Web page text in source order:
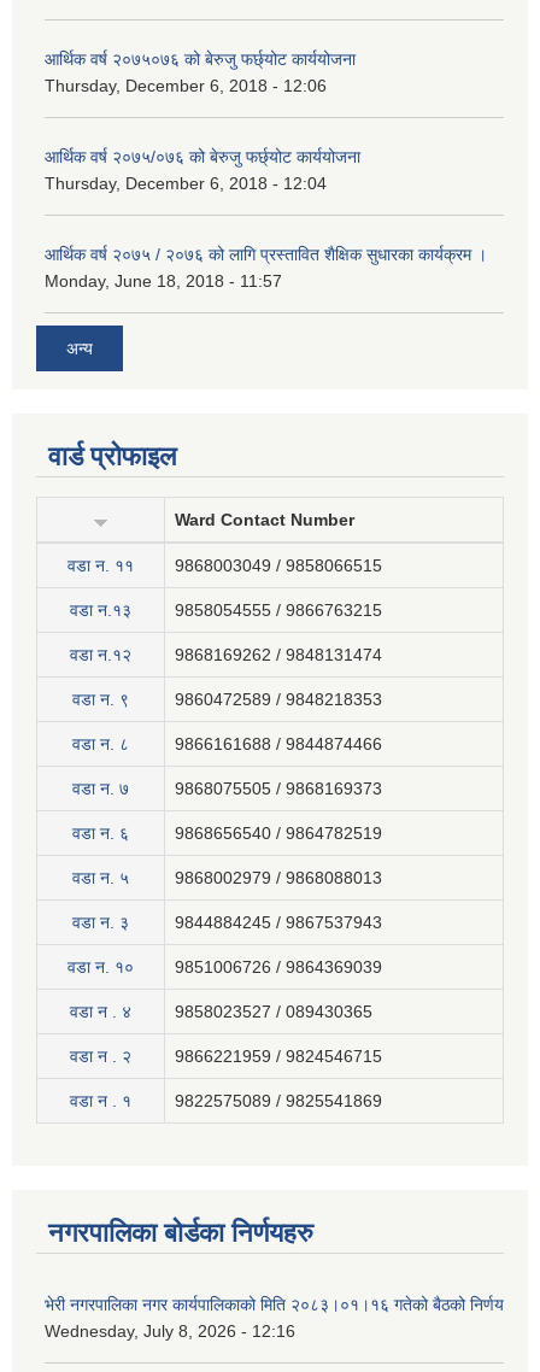
आर्थिक वर्ष २०७५०७६ को बेरुजु फर्छ्योट कार्ययोजना
Thursday, December 6, 2018 - 12:06
आर्थिक वर्ष २०७५/०७६ को बेरुजु फर्छ्योट कार्ययोजना
Thursday, December 6, 2018 - 12:04
आर्थिक वर्ष २०७५ / २०७६ को लागि प्रस्तावित शैक्षिक सुधारका कार्यक्रम ।
Monday, June 18, 2018 - 11:57
अन्य
वार्ड प्रोफाइल
Ward Contact Number
वडा न‍. ११ 9868003049 / 9858066515
वडा न.१३ 9858054555 / 9866763215
वडा न.१२ 9868169262 / 9848131474
वडा न. ९ 9860472589 / 9848218353
वडा न. ८ 9866161688 / 9844874466
वडा न. ७ 9868075505 / 9868169373
वडा न. ६ 9868656540 / 9864782519
वडा न. ५ 9868002979 / 9868088013
वडा न. ३ 9844884245 / 9867537943
वडा न. १० 9851006726 / 9864369039
वडा न . ४ 9858023527 / 089430365
वडा न . २ 9866221959 / 9824546715
वडा न . १ 9822575089 / 9825541869
नगरपालिका बोर्डका निर्णयहरु
भेरी नगरपालिका नगर कार्यपालिकाको मिति २०८३।०१।१६ गतेको बैठको निर्णय
Wednesday, July 8, 2026 - 12:16